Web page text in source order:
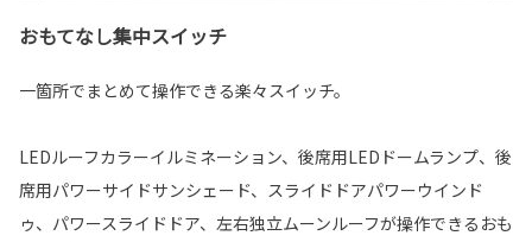
おもてなし集中スイッチ
一箇所でまとめて操作できる楽々スイッチ。
LEDルーフカラーイルミネーション、後席用LEDドームランプ、後
席用パワーサイドサンシェード、スライドドアパワーウインド
ゥ、パワースライドドア、左右独立ムーンルーフが操作できるおも